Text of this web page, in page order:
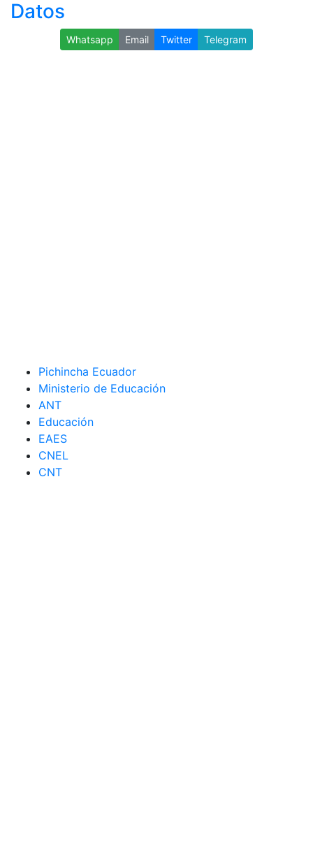
Datos
Whatsapp Email Twitter Telegram
Pichincha Ecuador
Ministerio de Educación
ANT
Educación
EAES
CNEL
CNT